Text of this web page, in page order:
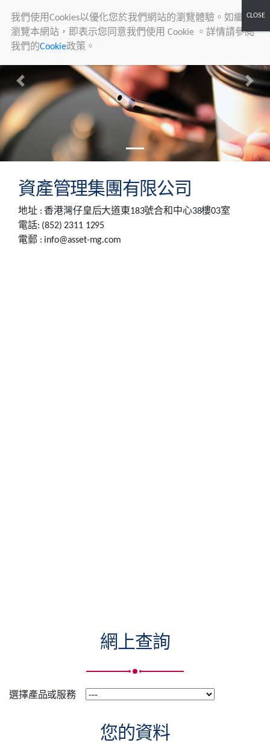
Management
Previous
Next
資產管理集團有限公司
地址 : 香港灣仔皇后大道東183號合和中心38樓03室
電話: (852) 2311 1295
電郵 : info@asset-mg.com
網上查詢
選擇產品或服務
您的資料
我們使用Cookies以優化您於我們網站的瀏覽體驗。如繼續
瀏覽本網站，即表示您同意我們使用 Cookie 。詳情請參閱
我們的Cookie政策。